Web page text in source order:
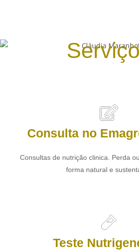
Consulta no
Consultas de nutrição clinica. Perda
forma natural e
Teste